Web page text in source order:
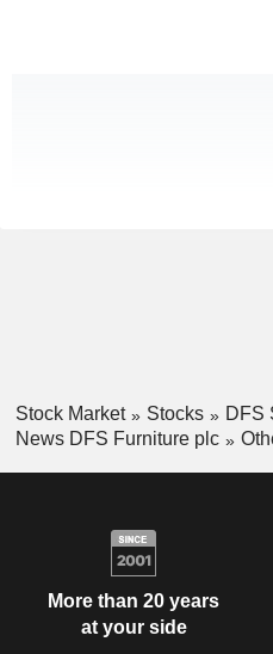
Stock Market Stocks
DFS
News DFS Furniture plc
More than 20 years
at your side